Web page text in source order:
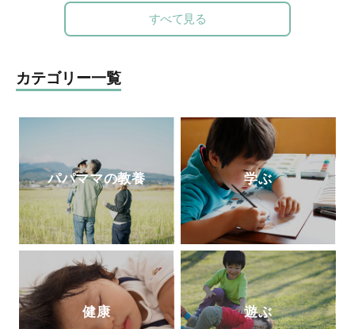
育てや療育相談、事業所での性教育のやり
方、職員研修やコンサル、講演等を行う。
早めに知っておきたい「
『発達障害の男の子のお母さんが早めに知
っておいて良かったこと70』（エッセンシ
ャル出版社）、『発達障害の女の子の「自
立」のために親としてできること』（PHP
研究所）がある。
すべて見る
カテゴリー一覧
パパママの教養 学ぶ
健康 遊ぶ